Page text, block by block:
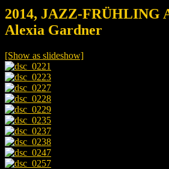
2014, JAZZ-FRÜHLING
Alexia Gardner
[Show as slideshow]